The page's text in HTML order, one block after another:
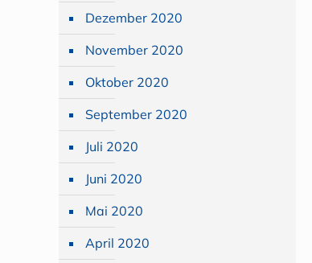
Dezember 2020
November 2020
Oktober 2020
September 2020
Juli 2020
Juni 2020
Mai 2020
April 2020